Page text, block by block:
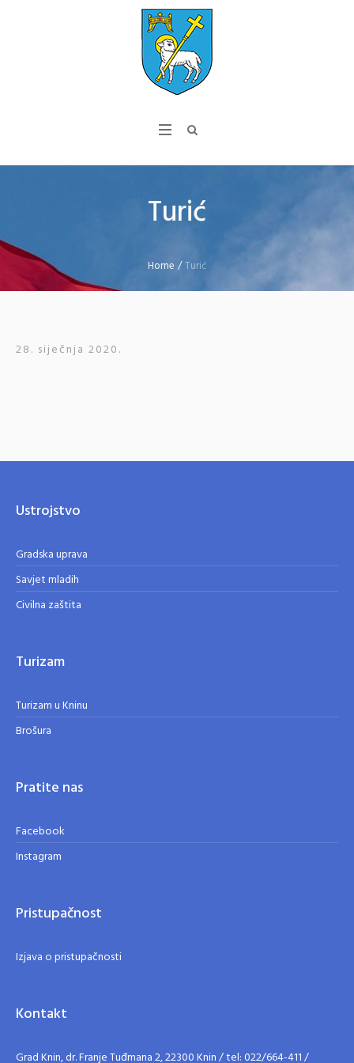
Turić
Home /Turić
28. siječnja 2020.
Ustrojstvo
Gradska uprava
Savjet mladih
Civilna zaštita
Turizam
Turizam u Kninu
Brošura
Pratite nas
Facebook
Instagram
Pristupačnost
Izjava o pristupačnosti
Kontakt
Grad Knin, dr. Franje Tuđmana 2, 22300 Knin / tel: 022/664-411 /